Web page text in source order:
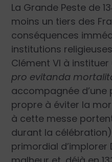
La Grande Peste de
moins un tiers des
conséquences
institutions
Clément VI à
pro evitanda
accompagnée
propre à éviter la
à cette messe
durant la
primordial d’implorer